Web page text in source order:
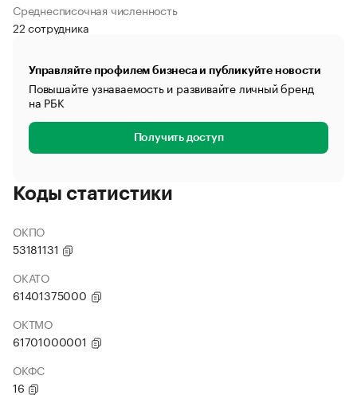
Среднесписочная численность
22 сотрудника
Управляйте профилем бизнеса и публикуйте новости
Повышайте узнаваемость и развивайте личный бренд
на РБК
Получить доступ
Коды статистики
ОКПО
53181131
ОКАТО
61401375000
ОКТМО
61701000001
ОКФС
16